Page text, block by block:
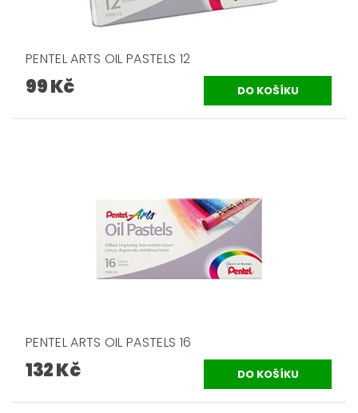
PENTEL ARTS OIL PASTELS 12
99 Kč
PENTEL ARTS OIL PASTELS 16
132 Kč